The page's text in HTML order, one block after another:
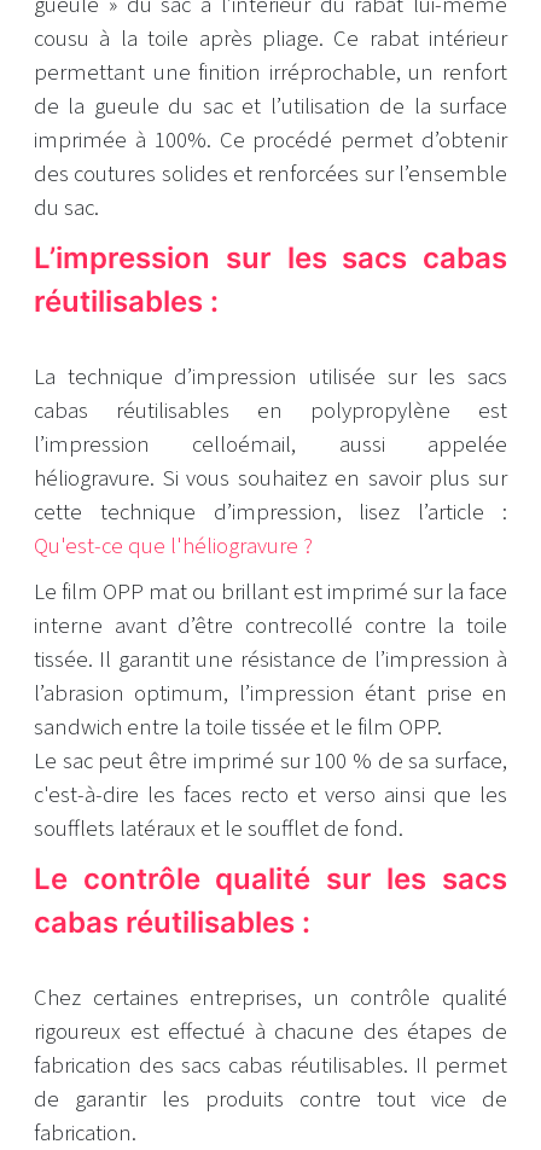
cousu à la toile après pliage. Ce rabat intérieur
permettant une finition irréprochable, un renfort
de la gueule du sac et l’utilisation de la surface
imprimée à 100%. Ce procédé permet d’obtenir
des coutures solides et renforcées sur l’ensemble
du sac.
L’impression sur les sacs cabas
réutilisables :
La technique d’impression utilisée sur les sacs
cabas réutilisables en polypropylène est
l’impression celloémail, aussi appelée
héliogravure. Si vous souhaitez en savoir plus sur
cette technique d’impression, lisez l’article :
Qu'est-ce que l'héliogravure ?
Le film OPP mat ou brillant est imprimé sur la face
interne avant d’être contrecollé contre la toile
tissée. Il garantit une résistance de l’impression à
l’abrasion optimum, l’impression étant prise en
sandwich entre la toile tissée et le film OPP.
Le sac peut être imprimé sur 100 % de sa surface,
c'est-à-dire les faces recto et verso ainsi que les
soufflets latéraux et le soufflet de fond.
Le contrôle qualité sur les sacs
cabas réutilisables :
Chez certaines entreprises, un contrôle qualité
rigoureux est effectué à chacune des étapes de
fabrication des sacs cabas réutilisables. Il permet
de garantir les produits contre tout vice de
fabrication.